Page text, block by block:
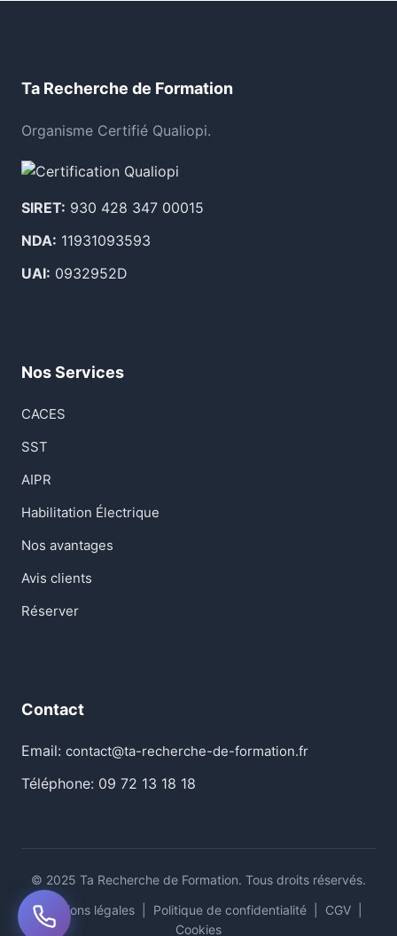
Ta Recherche de Formation
Organisme Certifié Qualiopi.
SIRET: 930 428 347 00015
NDA: 11931093593
UAI: 0932952D
Nos Services
CACES
SST
AIPR
Habilitation Électrique
Nos avantages
Avis clients
Réserver
Contact
Email: contact@ta-recherche-de-formation.fr
Téléphone: 09 72 13 18 18
© 2025 Ta Recherche de Formation. Tous droits réservés.
Mentions légales
Politique de confidentialité CGV
Cookies